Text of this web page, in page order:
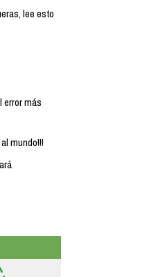
lee esto
error más
mundo!!!